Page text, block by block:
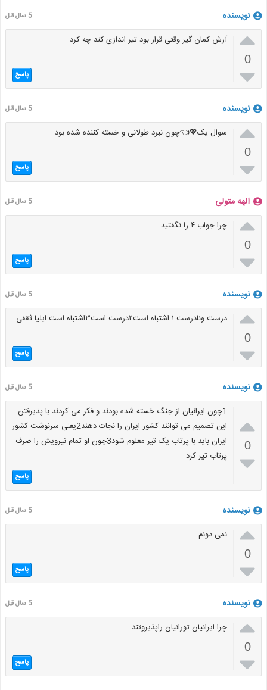
نویسنده 5 سال قبل

0

آرش کمان گیر وقتی قرار بود تیر اندازی کند چه کرد
پاسخ
نویسنده 5 سال قبل

0

سوال یک💖👈چون نبرد طولانی و خسته کننده شده بود.
پاسخ
الهه متولی 5 سال قبل

0

چرا جواب ۴ را نگفتید
پاسخ
نویسنده 5 سال قبل

0

درست ونادرست ۱ اشتباه است۲درست است۳اشتباه است ایلیا ثقفی
پاسخ
نویسنده 5 سال قبل

0

1چون ایرانیان از جنگ خسته شده بودند و فکر می کردند با پذیرفتن
این تصمیم می توانند کشور ایران را نجات دهند2یعنی سرنوشت کشور
ایران باید با پرتاب یک تیر معلوم شود3چون او تمام نیرویش را صرف
پرتاب تیر کرد
پاسخ
نویسنده 5 سال قبل

0

نمی دونم
پاسخ
نویسنده 5 سال قبل

0

چرا ایرانیان تورانیان راپذیروتند
پاسخ